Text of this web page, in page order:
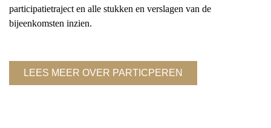
participatietraject en alle stukken en verslagen van de
bijeenkomsten inzien.
LEES MEER OVER PARTICPEREN